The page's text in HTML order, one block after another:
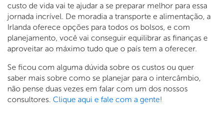
custo de vida vai te ajudar a se preparar melhor para essa
jornada incrível. De moradia a transporte e alimentação, a
Irlanda oferece opções para todos os bolsos, e com
planejamento, você vai conseguir equilibrar as finanças e
aproveitar ao máximo tudo que o país tem a oferecer.
Se ficou com alguma dúvida sobre os custos ou quer
saber mais sobre como se planejar para o intercâmbio,
não pense duas vezes em falar com um dos nossos
consultores. Clique aqui e fale com a gente!